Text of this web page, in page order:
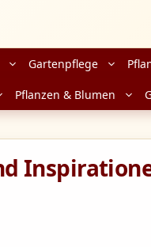
Gartenpflege
Pflanzen & Blumen